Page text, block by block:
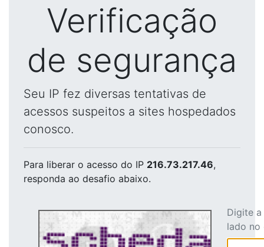
Verificação
de segurança
Seu IP fez diversas tentativas de
acessos suspeitos a sites hospedados
conosco.
Para liberar o acesso do IP 216.73.217.46,
responda ao desafio abaixo.
Digite
lado no